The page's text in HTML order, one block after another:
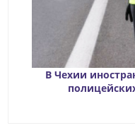
В Чехии